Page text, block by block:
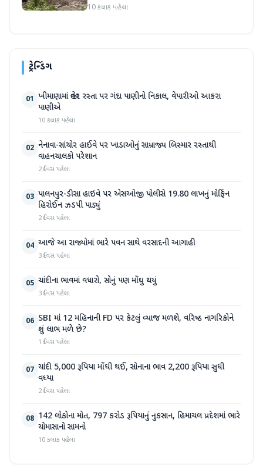
10 કલાક પહેલા
ટ્રેન્ડિંગ
01 ખીમાણામાં જાહેર રસ્તા પર ગંદા પાણીનો નિકાલ, વેપારીઓ આકરા
પાણીએ
10 કલાક પહેલા
02 નેનાવા-સાંચોર હાઈવે પર ખાડાઓનું સામ્રાજ્ય બિસ્માર રસ્તાથી
વાહનચાલકો પરેશાન
2 દિવસ પહેલા
03 પાલનપુર-ડીસા હાઇવે પર એસઓજી પોલીસે 19.80 લાખનું મોર્ફિન
હિરોઈન ઝડપી પાડ્યું
2 દિવસ પહેલા
04 આજે આ રાજ્યોમાં ભારે પવન સાથે વરસાદની આગાહી
3 દિવસ પહેલા
05 ચાંદીના ભાવમાં વધારો, સોનું પણ મોંઘુ થયું
3 દિવસ પહેલા
06 SBI માં 12 મહિનાની FD પર કેટલું વ્યાજ મળશે, વરિષ્ઠ નાગરિકોને
શું લાભ મળે છે?
1 દિવસ પહેલા
07 ચાંદી 5,000 રૂપિયા મોંઘી થઈ, સોનાના ભાવ 2,200 રૂપિયા સુધી
વધ્યા
2 દિવસ પહેલા
08 142 લોકોના મોત, 797 કરોડ રૂપિયાનું નુકસાન, હિમાચલ પ્રદેશમાં ભારે
ચોમાસાનો સામનો
10 કલાક પહેલા